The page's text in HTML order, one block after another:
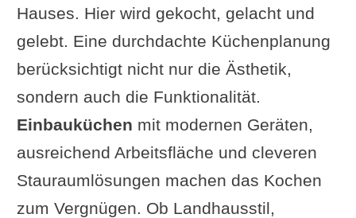
Hauses. Hier wird gekocht, gelacht und
gelebt. Eine durchdachte Küchenplanung
berücksichtigt nicht nur die Ästhetik,
sondern auch die Funktionalität.
Einbauküchen mit modernen Geräten,
ausreichend Arbeitsfläche und cleveren
Stauraumlösungen machen das Kochen
zum Vergnügen. Ob Landhausstil,